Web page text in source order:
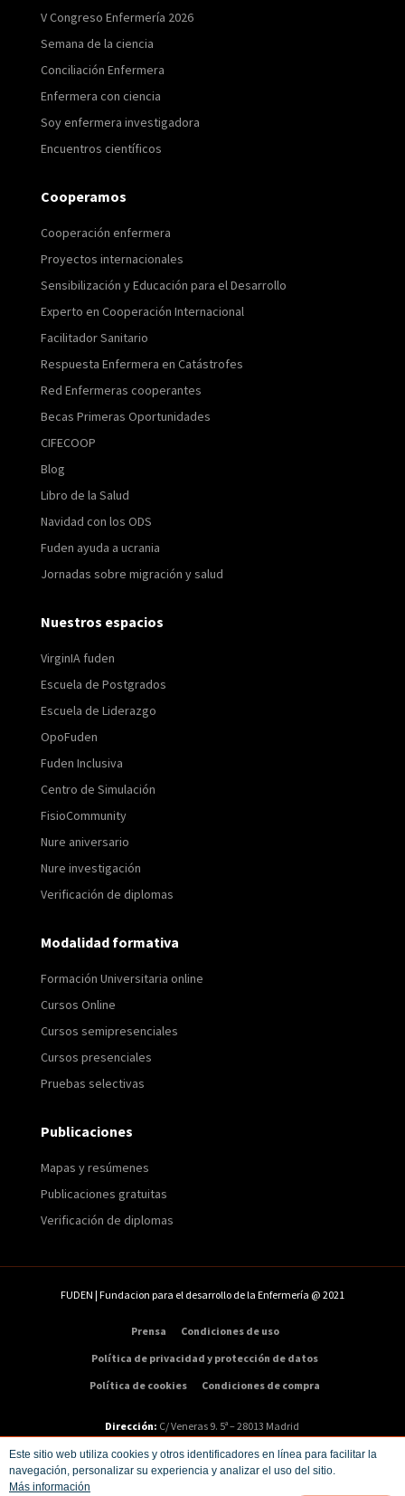
Este sitio web utiliza cookies y otros identificadores en línea para facilitar la
navegación, personalizar su experiencia y analizar el uso del sitio.
Más información
V Congreso Enfermería 2026
Semana de la ciencia
Conciliación Enfermera
Enfermera con ciencia
Soy enfermera investigadora
Encuentros científicos
Cooperamos
Cooperación enfermera
Proyectos internacionales
Sensibilización y Educación para el Desarrollo
Experto en Cooperación Internacional
Facilitador Sanitario
Respuesta Enfermera en Catástrofes
Red Enfermeras cooperantes
Becas Primeras Oportunidades
CIFECOOP
Blog
Libro de la Salud
Navidad con los ODS
Fuden ayuda a ucrania
Jornadas sobre migración y salud
Nuestros espacios
VirginIA fuden
Escuela de Postgrados
Escuela de Liderazgo
OpoFuden
Fuden Inclusiva
Centro de Simulación
FisioCommunity
Nure aniversario
Nure investigación
Verificación de diplomas
Modalidad formativa
Formación Universitaria online
Cursos Online
Cursos semipresenciales
Cursos presenciales
Pruebas selectivas
Publicaciones
Mapas y resúmenes
Publicaciones gratuitas
Verificación de diplomas
FUDEN | Fundacion para el desarrollo de la Enfermería @ 2021
Prensa
Condiciones de uso
Política de privacidad y protección de datos
Política de cookies
Condiciones de compra
Dirección: C/ Veneras 9. 5ª – 28013 Madrid
Teléfono:91 547 48 81|Email:info@fuden.es